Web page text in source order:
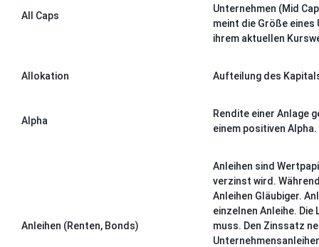
All Caps
Unternehmen (Mid
meint die Größe
ihrem aktuellen
Allokation Aufteilung des
Alpha
Rendite einer Anlage
einem positiven
Anleihen (Renten, Bonds)
Anleihen sind
verzinst wird.
Anleihen Gläubiger.
einzelnen Anleihe.
muss. Den Zinssatz